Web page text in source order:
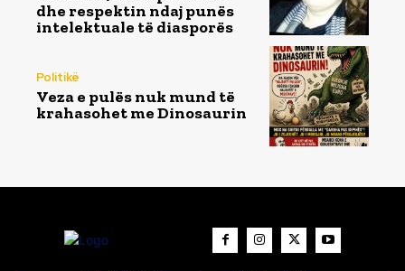
dhe respektin ndaj punës
intelektuale të diasporës
Politikë
Veza e pulës nuk mund të
krahasohet me Dinosaurin